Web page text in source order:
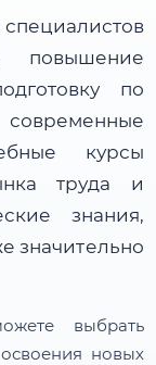
повышение
по
курсы
труда и
знания,
значительно
выбрать
новых